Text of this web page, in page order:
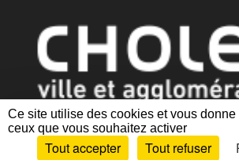
Ce site utilise des cookies et vous
ceux que vous souhaitez activer
Tout accepter Tout refuser
Mentions légales|Politique de confidentialité
des cookies |Plan du site Accessibilité :